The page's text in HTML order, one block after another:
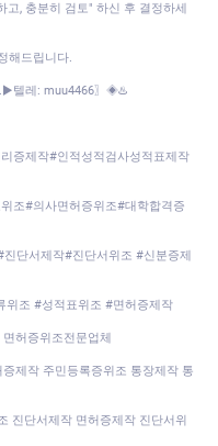
, 충분히 검토" 하신 후 결정하세
해드립니다.
텔레: muu4466〗◈♨️
증제작#인적성적검사성적표제작
조#의사면허증위조#대학합격증
단서제작#진단서위조 #신분증제
위조 #성적표위조 #면허증제작
허증위조전문업체
제작 주민등록증위조 통장제작 통
진단서제작 면허증제작 진단서위